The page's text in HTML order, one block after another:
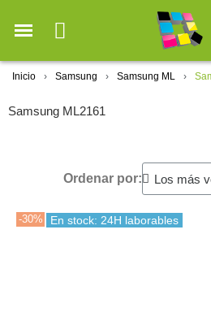
Inicio Samsung Samsung ML
Samsung ML2161
Ordenar por:
-30% En stock: 24H laborables